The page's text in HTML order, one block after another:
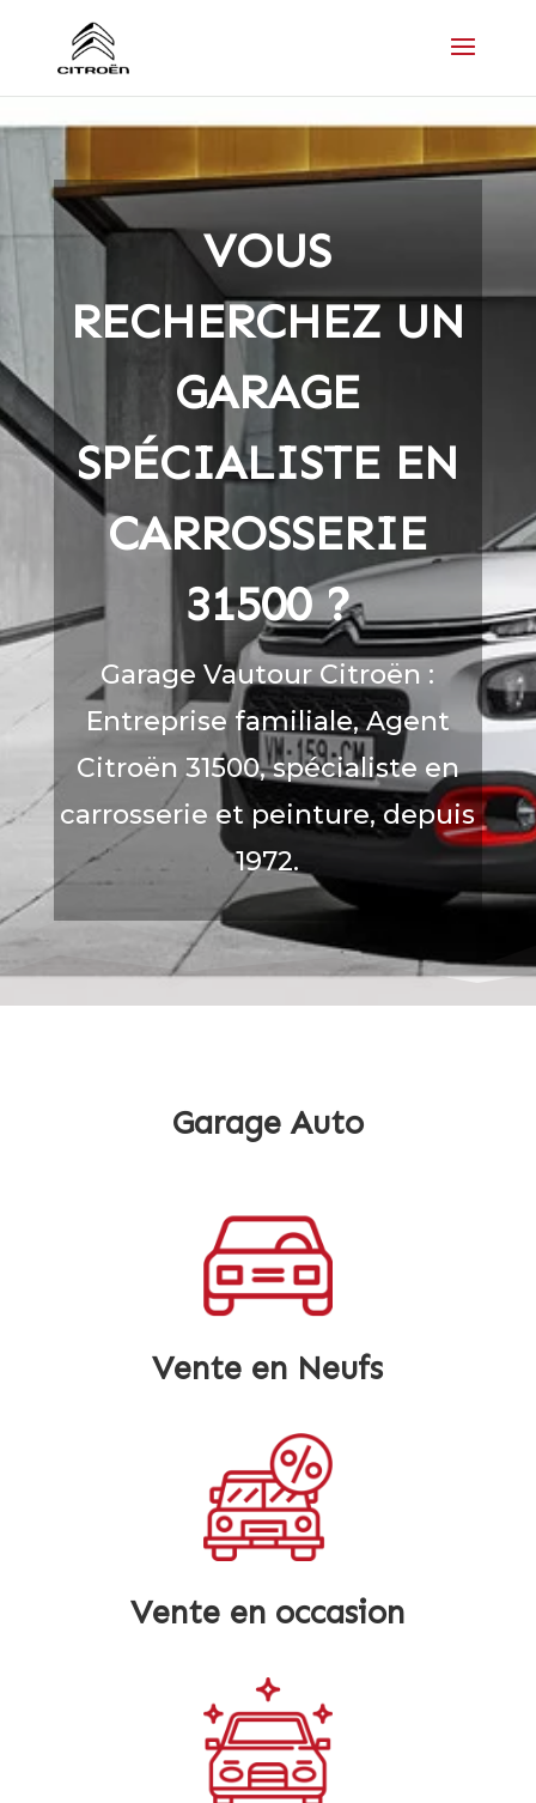
VOUS
RECHERCHEZ UN
GARAGE
SPÉCIALISTE EN
CARROSSERIE
31500?
Garage Vautour Citroën :
Entreprise familiale, Agent
Citroën 31500, spécialiste en
carrosserie et peinture, depuis
1972.
Garage Auto
Vente en Neufs
Vente en occasion